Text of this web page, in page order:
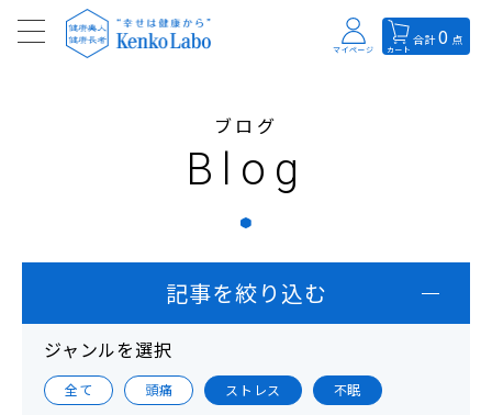
マイページ カート
合計0 点
ブログ
Blog
記事を絞り込む
ジャンルを選択
全て 頭痛 ストレス 不眠